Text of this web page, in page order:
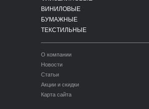
ВИНИЛОВЫЕ
БУМАЖНЫЕ
ТЕКСТИЛЬНЫЕ
О компании
Новости
Статьи
Акции и скидки
Карта сайта